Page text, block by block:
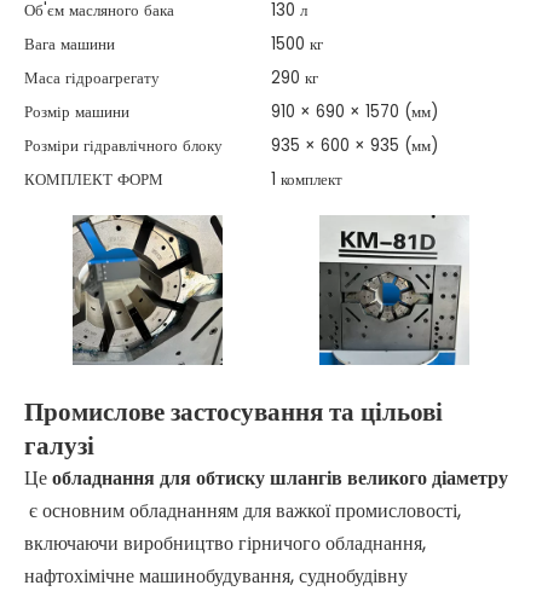
Об'єм масляного бака
130 л
Вага машини
1500 кг
Маса гідроагрегату
290 кг
Розмір машини
910 × 690 × 1570 (мм)
Розміри гідравлічного блоку
935 × 600 × 935 (мм)
КОМПЛЕКТ ФОРМ
1 комплект
Промислове застосування та цільові
галузі
Цеобладнання для обтиску шлангів великого діаметру
є основним обладнанням для важкої промисловості,
включаючи виробництво гірничого обладнання,
нафтохімічне машинобудування, суднобудівну